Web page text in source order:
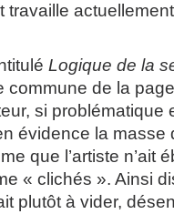
travaille
Logique de la
commune de la
si problématique
évidence la masse
que l’artiste n’ait
« clichés ». Ainsi
plutôt à vider,